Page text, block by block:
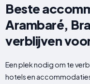
Beste
Arambaré,
verblijven
Een plek nodig om te
hotels en